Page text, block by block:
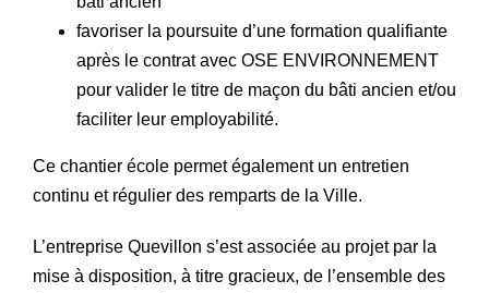
favoriser la poursuite d’une formation qualifiante
après le contrat avec OSE ENVIRONNEMENT
pour valider le titre de maçon du bâti ancien et/ou
faciliter leur employabilité.
Ce chantier école permet également un entretien
continu et régulier des remparts de la Ville.
L’entreprise Quevillon s’est associée au projet par la
mise à disposition, à titre gracieux, de l’ensemble des